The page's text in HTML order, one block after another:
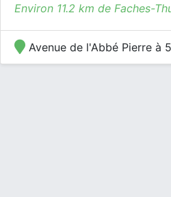
Environ 11.2 km de Faches-
Avenue de l'Abbé Pierre à